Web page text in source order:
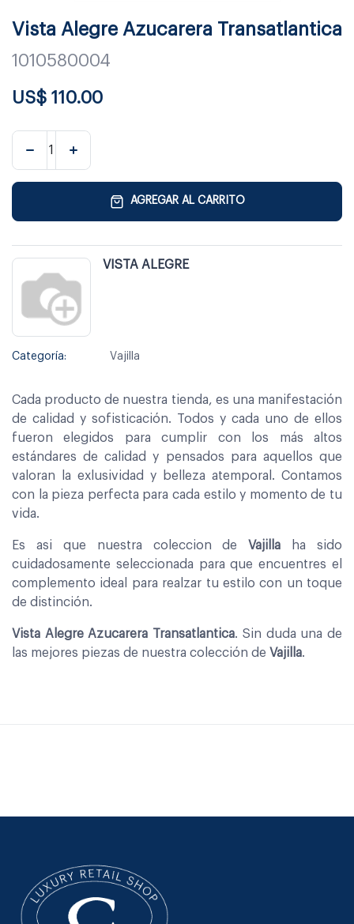
Vista Alegre Azucarera Transatlantica
1010580004
US$ 110.00
AGREGAR AL CARRITO
VISTA ALEGRE
Categoría: Vajilla
Cada producto de nuestra tienda, es una manifestación
de calidad y sofisticación. Todos y cada uno de ellos
fueron elegidos para cumplir con los más altos
estándares de calidad y pensados para aquellos que
valoran la exlusividad y belleza atemporal. Contamos
con la pieza perfecta para cada estilo y momento de tu
vida.
Es asi que nuestra coleccion deVajilla ha sido
cuidadosamente seleccionada para que encuentres el
complemento ideal para realzar tu estilo con un toque
de distinción.
Vista Alegre Azucarera Transatlantica. Sin duda una de
las mejores piezas de nuestra colección de Vajilla.